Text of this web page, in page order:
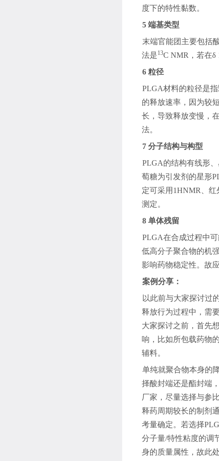
度下的特性黏数。
5端基类型
末端官能团主要包括
法是13C NMR ，若在δ
6粒径
PLGA材料的粒径是
的释放速率，因为较
长，导致释放变慢，
法。
7分子结构与构型
PLGA的结构有线形
萄糖为引发剂的星形
定可采用 1HNMR
、
测定。
8单体残留
PLGA在合成过程中
低高分子聚合物的机
影响药物稳定性。故
案例分享：
以此前与大家探讨过
释放行为过程中，需
大家探讨之前，首先
响，比如所包载药物
辅料。
单纯就聚合物本身的
择酸封端还是酯封端
厂家，尽量选择与参
释药周期较长的制剂
考量确定。若选择
分子量/特性粘度的调
身的质量属性，故此